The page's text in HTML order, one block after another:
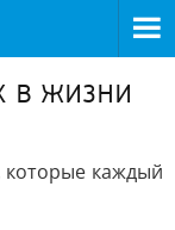
в жизни
которые каждый